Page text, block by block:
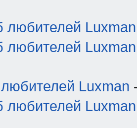
любителей Luxman
любителей Luxman
Luxman
любителей Luxman